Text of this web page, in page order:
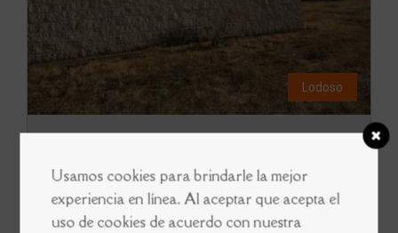
Lodoso
Paraje de Valgrande
669 072 560
Usamos cookies para brindarle la mejor
experiencia en línea. Al aceptar que acepta el
uso de cookies de acuerdo con nuestra